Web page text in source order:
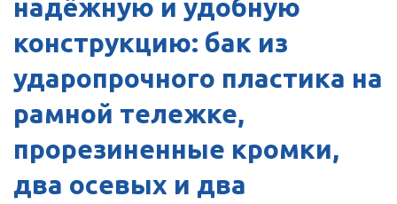
надёжную и удобную
конструкцию: бак из
ударопрочного пластика на
рамной тележке,
прорезиненные кромки,
два осевых и два